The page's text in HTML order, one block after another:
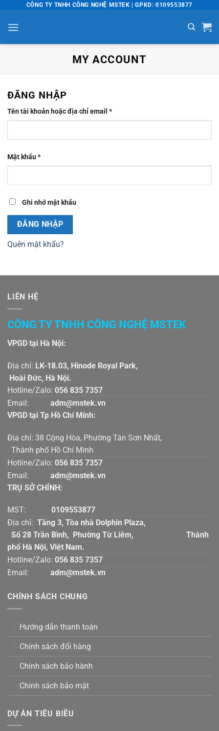
nội
dung
CÔNG TY TNHH CÔNG NGHỆ MSTEK | GPKD: 0109553877
MY ACCOUNT
ĐĂNG NHẬP
Tên tài khoản hoặc địa chỉ email *Bắt
buộc
Mật khẩu*Bắt
buộc
Ghi nhớ mật khẩu
ĐĂNG NHẬP
Quên mật khẩu?
LIÊN HỆ
CÔNG TY TNHH CÔNG NGHỆ MSTEK
VPGD tại Hà Nội:
Địa chỉ: LK-18.03, Hinode Royal Park,
Hoài Đức, Hà Nội.
Hotline/Zalo: 056 835 7357
Email:
adm@mstek.vn
VPGD tại Tp Hồ Chí Mính:
Địa chỉ: 38 Cộng Hòa, Phường Tân Sơn Nhất,
Thành phố Hồ Chí Minh
Hotline/Zalo: 056 835 7357
Email:
adm@mstek.vn
TRỤ SỞ CHÍNH:
MST: 0109553877
Địa chỉ: Tầng 3, Tòa nhà Dolphin Plaza,
Số 28 Trần Bình, Phường Từ Liêm, Thành
phố Hà Nội, Việt Nam.
Hotline/Zalo: 056 835 7357
Email:
adm@mstek.vn
CHÍNH SÁCH CHUNG
Hướng dẫn thanh toán
Chính sách đổi hàng
Chính sách bảo hành
Chính sách bảo mật
DỰ ÁN TIÊU BIỀU